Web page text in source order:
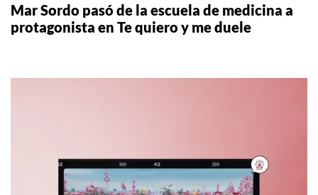
Mar Sordo pasó de la escuela de medicina a
protagonista en Te quiero y me duele